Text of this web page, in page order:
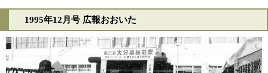
1995年12月号 広報おおいた